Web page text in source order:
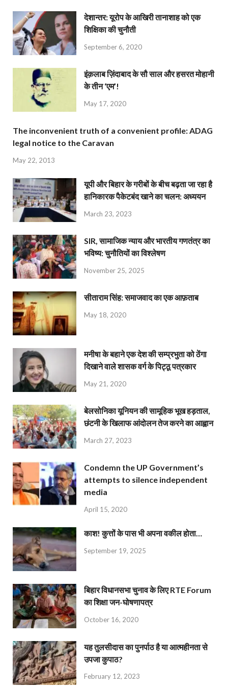
देशान्‍तर: यूरोप के आखिरी तानाशाह को एक
शिक्षिका की चुनौती
September 6, 2020
इंक़लाब ज़िंदाबाद के सौ साल और हसरत मोहानी
के तीन ‘एम’!
May 17, 2020
The inconvenient truth of a convenient profile: ADAG
legal notice to the Caravan
May 22, 2013
यूपी और बिहार के गरीबों के बीच बढ़ता जा रहा है
हानिकारक पैकेटबंद खाने का चलन: अध्ययन
March 23, 2023
SIR, सामाजिक न्याय और भारतीय गणतंत्र का
भविष्य: चुनौतियों का विश्लेषण
November 25, 2025
सीताराम सिंह: समाजवाद का एक आफ़ताब
May 18, 2020
मनीषा के बहाने एक देश की सम्प्रभुता को ठेंगा
दिखाने वाले शासक वर्ग के पिट्ठू पत्रकार
May 21, 2020
बेलसोनिका यूनियन की सामूहिक भूख हड़ताल,
छंटनी के खिलाफ आंदोलन तेज करने का आह्वान
March 27, 2023
Condemn the UP Government’s
attempts to silence independent
media
April 15, 2020
काश! कुत्तों के पास भी अपना वकील होता…
September 19, 2025
बिहार विधानसभा चुनाव के लिए RTE Forum
का शिक्षा जन-घोषणापत्र
October 16, 2020
यह तुलसीदास का पुनर्पाठ है या आत्महीनता से
उपजा कुपाठ?
February 12, 2023